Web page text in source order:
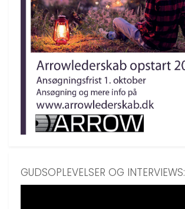
GUDSOPLEVELSER OG INTERVIEWS: